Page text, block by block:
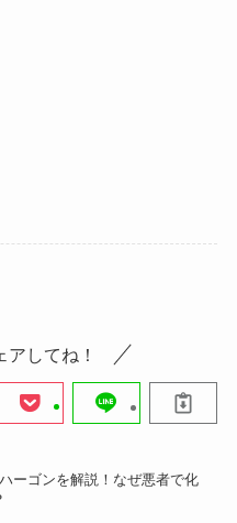
アしてね！
ーゴンを解説！なぜ悪者で化